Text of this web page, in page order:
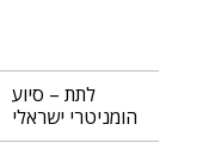
לתת – סיוע
הומניטרי ישראלי